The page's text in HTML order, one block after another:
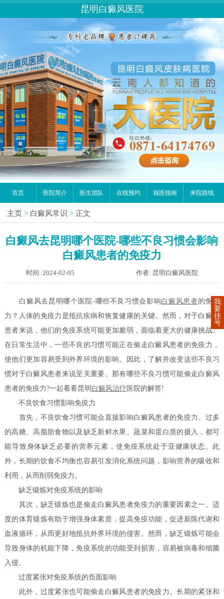
昆明白癜风医院
首页 医院简介 医生团队 在线预约 就医指南 来院路线
主页 > 白癜风常识 > 正文
白癜风去昆明哪个医院-哪些不良习惯会影响
白癜风患者的免疫力
时间: 2024-02-05 作者: 昆明白癜风医院
白癜风去昆明哪个医院-哪些不良习惯会影响白癜风患者的免疫
力？人体的免疫力是抵抗疾病和恢复健康的关键。然而，对于白癜风
患者来说，他们的免疫系统可能更加脆弱，面临着更大的健康挑战。
在日常生活中，一些不良的习惯可能正在偷走白癜风患者的免疫力，
使他们更加容易受到外界环境的影响。因此，了解并改变这些不良习
惯对于白癜风患者来说至关重要。那有哪些不良习惯可能偷走白癜风
患者的免疫力?一起看看昆明 白癜风治疗 医院的解答!
不良饮食习惯影响免疫力
首先，不良饮食习惯可能会直接影响白癜风患者的免疫力。过多
的高糖、高脂肪食物以及缺乏新鲜水果、蔬菜和蛋白质的摄入，都可
能导致身体缺乏必要的营养元素，使免疫系统处于亚健康状态。此
外，长期的饮食不均衡也容易引发消化系统问题，影响营养的吸收和
利用，从而削弱免疫力。
缺乏锻炼对免疫系统的影响
其次，缺乏锻炼也是偷走白癜风患者免疫力的重要因素之一。适
度的体育锻炼有助于增强身体素质，提高免疫功能，促进新陈代谢和
血液循环，从而更好地抵抗外界环境的侵害。然而，缺乏锻炼可能会
导致身体的机能下降，免疫系统的功能受到损害，容易被病毒和细菌
入侵。
过度紧张对免疫系统的负面影响
此外，过度紧张也可能偷走白癜风患者的免疫力。长期的紧张和
我
要
挂
号